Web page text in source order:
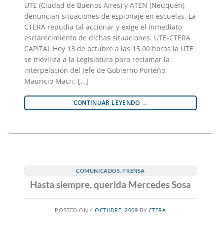
UTE (Ciudad de Buenos Aires) y ATEN (Neuquén)
denuncian situaciones de espionaje en escuelas. La
CTERA repudia tal accionar y exige el inmediato
esclarecimiento de dichas situaciones. UTE-CTERA
CAPITAL Hoy 13 de octubre a las 15.00 horas la UTE
se moviliza a la Legislatura para reclamar la
interpelación del Jefe de Gobierno Porteño,
Mauricio Macri, […]
CONTINUAR LEYENDO →
COMUNICADOS ,PRENSA
Hasta siempre, querida Mercedes Sosa
POSTED ON4 OCTUBRE, 2009 BY CTERA